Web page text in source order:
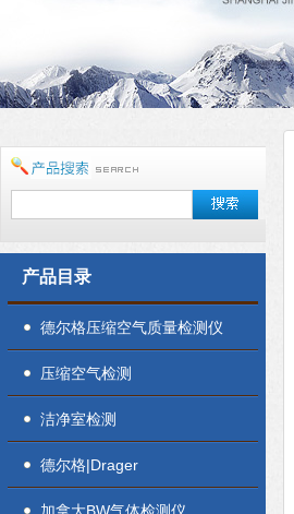
产品目录
德尔格压缩空气质量检测仪
压缩空气检测
洁净室检测
德尔格|Drager